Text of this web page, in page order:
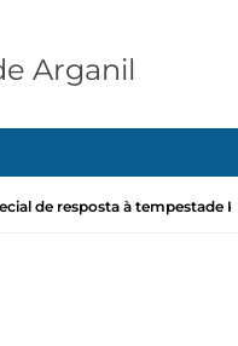
de resposta à tempestade